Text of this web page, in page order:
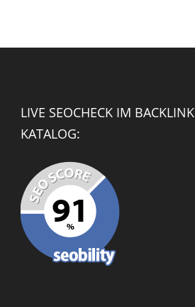
LIVE SEOCHECK IM BACKLINK
KATALOG: